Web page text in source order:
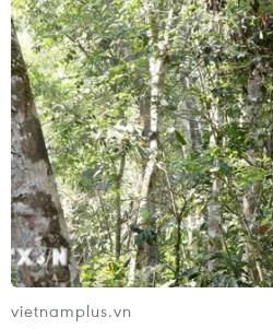
17-19 độ C; cao nhất 21-23 độ C.
vietnamplus.vn